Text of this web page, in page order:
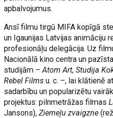
apbalvojumus.
Ansī filmu tirgū MIFA kopīgā
un Igaunijas Latvijas animāciju
profesionāļu delegācija. Uz
Nacionālā kino centra un
studijām –Atom Art, Studija
Rebel Films u. c. –, lai klātienē
sadarbību un popularizētu
projektus: pilnmetrāžas filmas
Jansons),Ziemeļu zvaigzne